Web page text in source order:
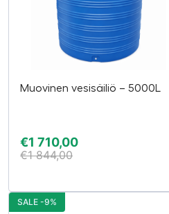
Muovinen vesisäiliö – 5000L
€1 710,00
€1 844,00
SALE -9%